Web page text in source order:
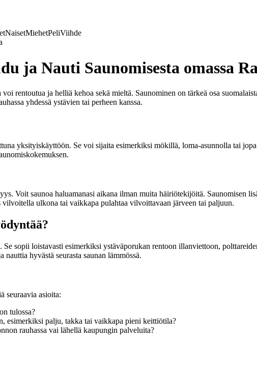
NaisetMiehetPeliViihde
ja Nauti Saunomisesta omassa
voi rentoutua ja helliä kehoa sekä mieltä. Saunominen on tärkeä osa
yhdessä ystävien tai perheen kanssa.
yksityiskäyttöön. Se voi sijaita esimerkiksi mökillä, loma-asunnolla tai
Voit saunoa haluamanasi aikana ilman muita häiriötekijöitä. Saunomisen
vilvoitella ulkona tai vaikkapa pulahtaa vilvoittavaan järveen tai paljuun.
sopii loistavasti esimerkiksi ystäväporukan rentoon illanviettoon,
hyvästä seurasta saunan lämmössä.
seuraavia asioita:
tulossa?
esimerkiksi palju, takka tai vaikkapa pieni keittiötila?
rauhassa vai lähellä kaupungin palveluita?